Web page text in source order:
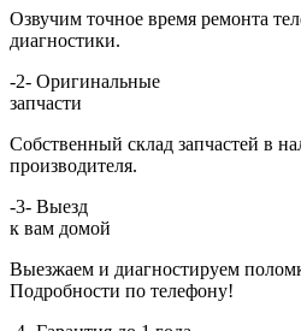
Озвучим точное время ремонта
диагностики.
-2- Оригинальные
запчасти
Собственный склад запчастей в
производителя.
-3- Выезд
к вам домой
Выезжаем и диагностируем
Подробности по телефону!